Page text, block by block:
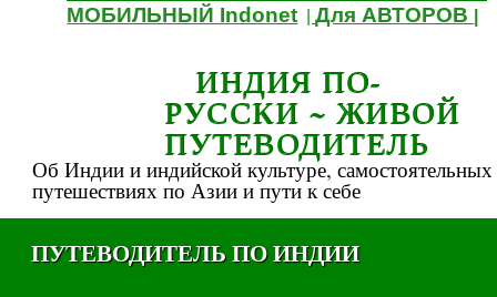
МОБИЛЬНЫЙ Indonet |Для АВТОРОВ
ИНДИЯ ПО-
РУССКИ ~ ЖИВОЙ
ПУТЕВОДИТЕЛЬ
Об Индии и индийской культуре, самостоятельных
путешествиях по Азии и пути к себе
ПУТЕВОДИТЕЛЬ ПО ИНДИИ